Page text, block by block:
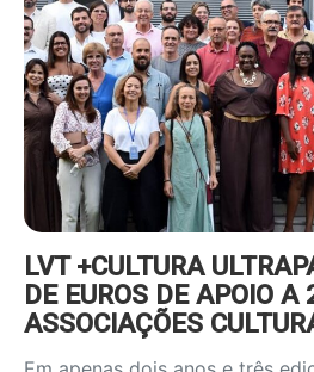
content/uploads/2026/07/
1-800x600.jpg
LVT +CULTURA
DE EUROS DE APOIO A
ASSOCIAÇÕES